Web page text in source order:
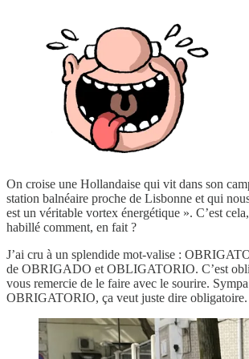
On croise une Hollandaise qui vit dans son
station balnéaire proche de Lisbonne et qui
est un véritable vortex énergétique ». C’est
habillé comment, en fait ?
J’ai cru à un splendide mot-valise :
de OBRIGADO et OBLIGATORIO. C’est
vous remercie de le faire avec le sourire.
OBRIGATORIO, ça veut juste dire